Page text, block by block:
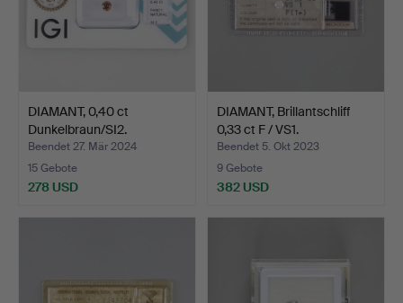
DIAMANT, 0,40 ct
Dunkelbraun/SI2.
Beendet 27. Mär 2024
15 Gebote
278 USD
DIAMANT, Brillantschliff
0,33 ct F / VS1.
Beendet 5. Okt 2023
9 Gebote
382 USD